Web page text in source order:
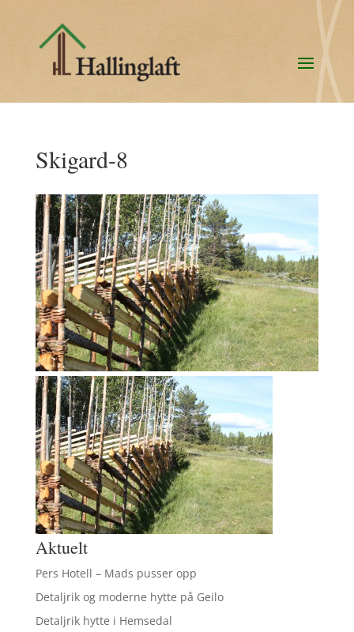
Skigard-8
Aktuelt
Pers Hotell – Mads pusser opp
Detaljrik og moderne hytte på Geilo
Detaljrik hytte i Hemsedal